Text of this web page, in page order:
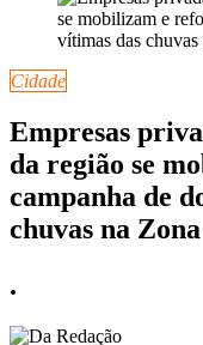
Cidade
Empresas
da região se
campanha de
chuvas na
.